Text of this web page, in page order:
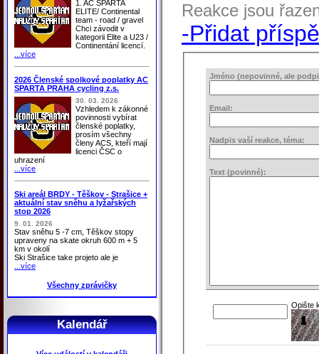
1. AC SPARTA
ELITE/ Continental
team - road / gravel
Chci závodit v
kategorii Elite a U23 /
Continentání licencí.
...více
2026 Členské spolkové poplatky AC
SPARTA PRAHA cycling z.s.
30. 03. 2026
Vzhledem k zákonné
povinnosti vybírat
členské poplatky,
prosím všechny
členy ACS, kteří mají
licenci ČSC o
uhrazení
...více
Ski areál BRDY - Těškov - Strašice +
aktuální stav sněhu a lyžařských
stop 2026
9. 01. 2026
Stav sněhu 5 -7 cm, Těškov stopy
upraveny na skate okruh 600 m + 5
km v okolí
Ski Strašice take projeto ale je
...více
Všechny zprávičky
Kalendář
Reakce jsou
-Přidat
Jméno (nepovinné, ale
Email:
Nadpis vaší reakce, téma:
Text (povinné):
Opište